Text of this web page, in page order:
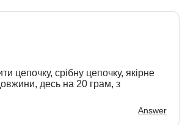
цепочку, срібну цепочку, якірне
десь на 20 грам, з
Answer